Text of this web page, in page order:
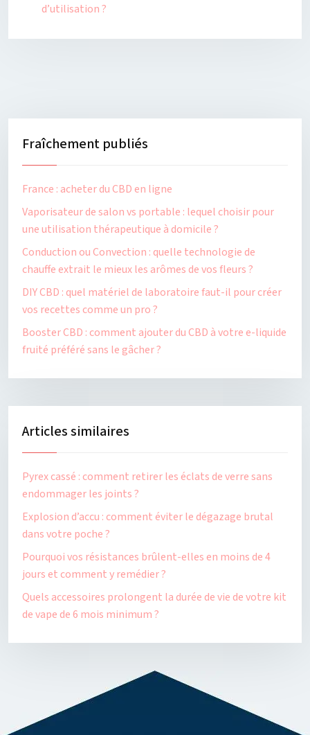
d’utilisation ?
Fraîchement publiés
France : acheter du CBD en ligne
Vaporisateur de salon vs portable : lequel choisir pour
une utilisation thérapeutique à domicile ?
Conduction ou Convection : quelle technologie de
chauffe extrait le mieux les arômes de vos fleurs ?
DIY CBD : quel matériel de laboratoire faut-il pour créer
vos recettes comme un pro ?
Booster CBD : comment ajouter du CBD à votre e-liquide
fruité préféré sans le gâcher ?
Articles similaires
Pyrex cassé : comment retirer les éclats de verre sans
endommager les joints ?
Explosion d’accu : comment éviter le dégazage brutal
dans votre poche ?
Pourquoi vos résistances brûlent-elles en moins de 4
jours et comment y remédier ?
Quels accessoires prolongent la durée de vie de votre kit
de vape de 6 mois minimum ?